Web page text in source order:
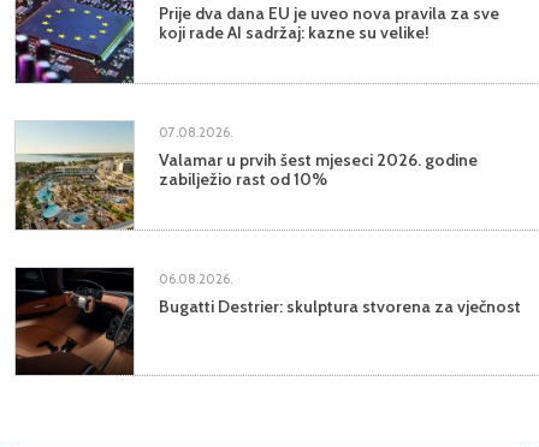
Prije dva dana EU je uveo nova pravila za sve
koji rade AI sadržaj: kazne su velike!
07.08.2026.
Valamar u prvih šest mjeseci 2026. godine
zabilježio rast od 10%
06.08.2026.
Bugatti Destrier: skulptura stvorena za vječnost